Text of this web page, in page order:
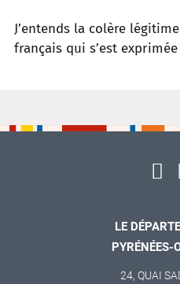
J’entends la colère légit
français qui s’est exprimée
LE
PYRÉNÉES-
24, QUAI